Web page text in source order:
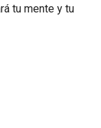
tu mente y tu